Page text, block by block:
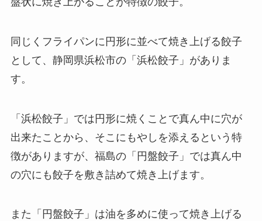
同じくフライパンに円形に並べて焼き上げる餃子
として、静岡県浜松市の「浜松餃子」がありま
す。
「浜松餃子」では円形に焼くことで真ん中に穴が
出来たことから、そこにもやしを添えるという特
徴がありますが、福島の「円盤餃子」では真ん中
の穴にも餃子を敷き詰めて焼き上げます。
また「円盤餃子」は油を多めに使って焼き上げる